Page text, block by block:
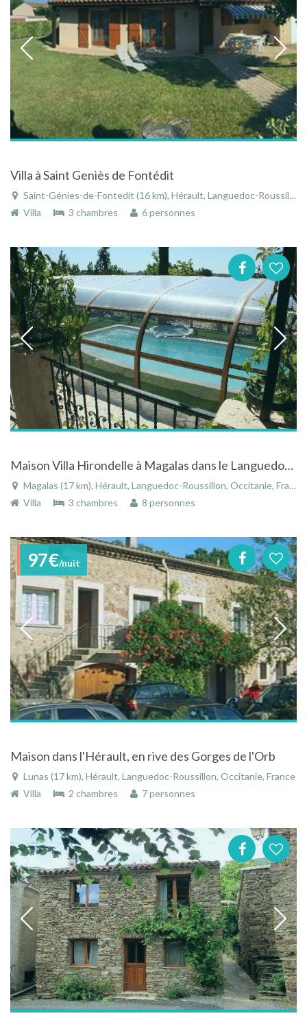
Villa à Saint Geniès de Fontédit
Saint-Génies-de-Fontedit (16 km), Hérault, Languedoc-Roussillon, Occitanie, France
Villa
3 chambres 6 personnes
Maison Villa Hirondelle à Magalas dans le Languedoc Roussillon avec piscine
Magalas (17 km), Hérault, Languedoc-Roussillon, Occitanie, France
Villa
3 chambres 8 personnes
97€/nuit
Maison dans l'Hérault, en rive des Gorges de l'Orb
Lunas (17 km), Hérault, Languedoc-Roussillon, Occitanie, France
Villa
2 chambres 7 personnes